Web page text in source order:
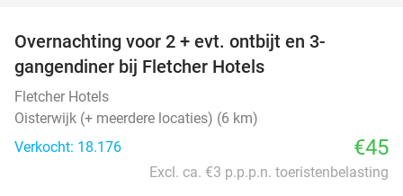
Overnachting voor 2 + evt. ontbijt en 3-
gangendiner bij Fletcher Hotels
Fletcher Hotels
Oisterwijk (+ meerdere locaties) (6 km)
Verkocht: 18.176
€45
Excl. ca. €3 p.p.p.n. toeristenbelasting